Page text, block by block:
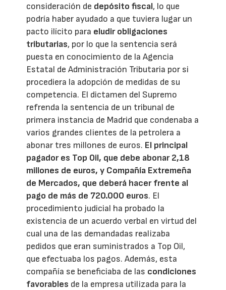
consideración de depósito fiscal, lo que
podría haber ayudado a que tuviera lugar un
pacto ilícito para eludir obligaciones
tributarias, por lo que la sentencia será
puesta en conocimiento de la Agencia
Estatal de Administración Tributaria por si
procediera la adopción de medidas de su
competencia. El dictamen del Supremo
refrenda la sentencia de un tribunal de
primera instancia de Madrid que condenaba a
varios grandes clientes de la petrolera a
abonar tres millones de euros. El principal
pagador es Top Oil, que debe abonar 2,18
millones de euros, y Compañía Extremeña
de Mercados, que deberá hacer frente al
pago de más de 720.000 euros. El
procedimiento judicial ha probado la
existencia de un acuerdo verbal en virtud del
cual una de las demandadas realizaba
pedidos que eran suministrados a Top Oil,
que efectuaba los pagos. Además, esta
compañía se beneficiaba de las condiciones
favorables de la empresa utilizada para la